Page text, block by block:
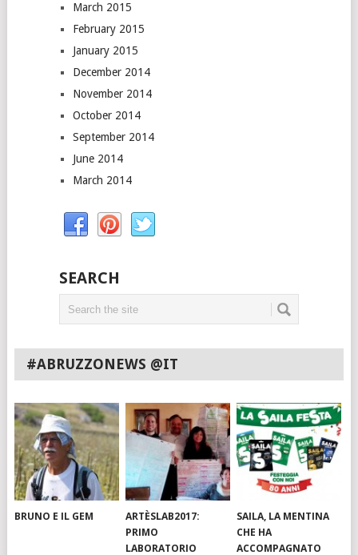
March 2015
February 2015
January 2015
December 2014
November 2014
October 2014
September 2014
June 2014
March 2014
SEARCH
#ABRUZZONEWS @IT
BRUNO E IL GEM
ARTÈSLAB2017:
PRIMO
LABORATORIO
SAILA, LA MENTINA
CHE HA
ACCOMPAGNATO